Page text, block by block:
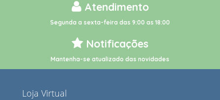
Atendimento
Segunda a sexta-feira das 9:00 as 18:00
Notificações
Mantenha-se atualizado das novidades
Loja Virtual